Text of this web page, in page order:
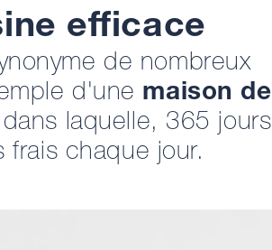
efficace
de nombreux
d'une maison de
laquelle, 365 jours
chaque jour.